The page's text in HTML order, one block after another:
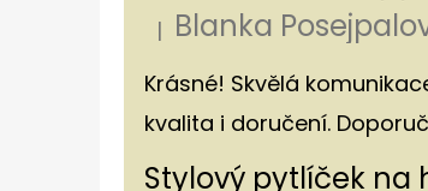
Hodnocení produktu je 5 z
| Blanka
Krásné! Skvělá
kvalita i doručení.